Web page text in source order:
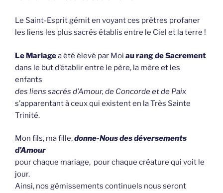
Le Saint-Esprit gémit en voyant ces prêtres profaner
les liens les plus sacrés établis entre le Ciel et la terre !
Le Mariagea été élevé par Moi au rang de Sacrement
dans le but d’établir entre le père, la mère et les
enfants
des liens sacrés d’Amour, de Concorde et de Paix
s’apparentant à ceux qui existent en la Très Sainte
Trinité.
Mon fils, ma fille,donne-Nous des déversements
d’Amour
pour chaque mariage, pour chaque créature qui voit le
jour.
Ainsi, nos gémissements continuels nous seront